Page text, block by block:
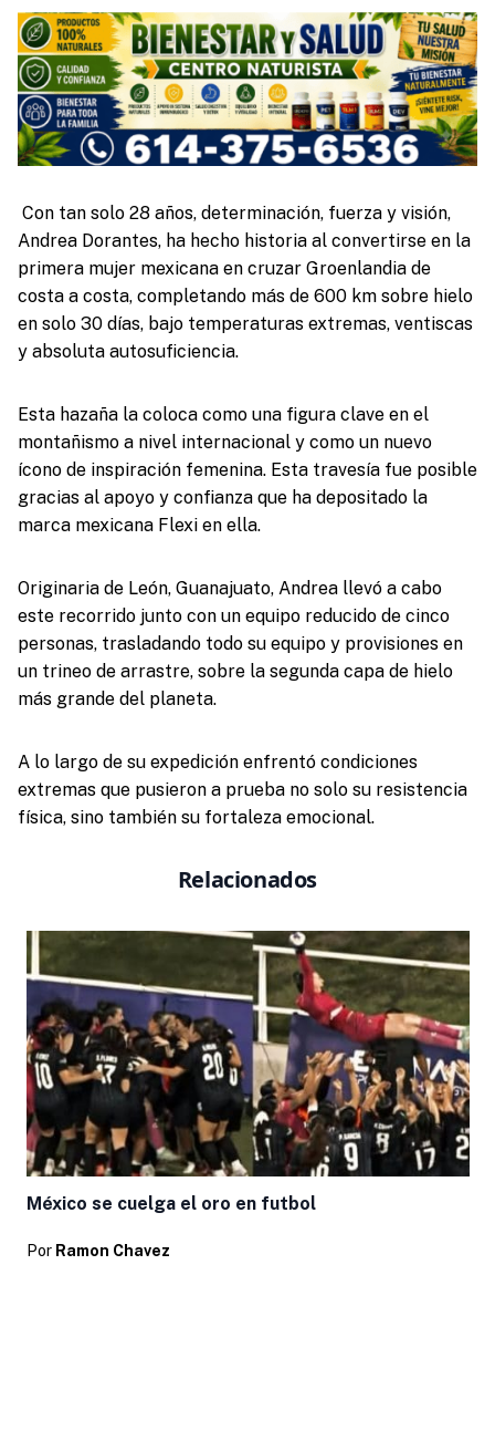
Con tan solo 28 años, determinación, fuerza y visión,
Andrea Dorantes, ha hecho historia al convertirse en la
primera mujer mexicana en cruzar Groenlandia de
costa a costa, completando más de 600 km sobre hielo
en solo 30 días, bajo temperaturas extremas, ventiscas
y absoluta autosuficiencia.
Esta hazaña la coloca como una figura clave en el
montañismo a nivel internacional y como un nuevo
ícono de inspiración femenina. Esta travesía fue posible
gracias al apoyo y confianza que ha depositado la
marca mexicana Flexi en ella.
Originaria de León, Guanajuato, Andrea llevó a cabo
este recorrido junto con un equipo reducido de cinco
personas, trasladando todo su equipo y provisiones en
un trineo de arrastre, sobre la segunda capa de hielo
más grande del planeta.
A lo largo de su expedición enfrentó condiciones
extremas que pusieron a prueba no solo su resistencia
física, sino también su fortaleza emocional.
Relacionados
México se cuelga el oro en futbol
Por Ramon Chavez